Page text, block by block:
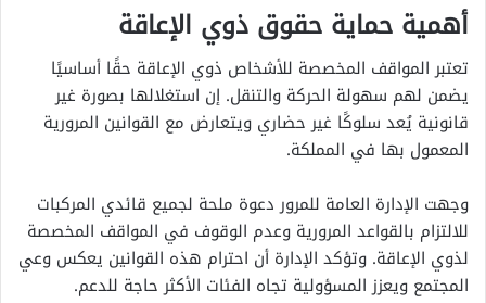
أهمية حماية حقوق ذوي الإعاقة
تعتبر المواقف المخصصة للأشخاص ذوي الإعاقة حقًا أساسيًا
يضمن لهم سهولة الحركة والتنقل. إن استغلالها بصورة غير
قانونية يُعد سلوكًا غير حضاري ويتعارض مع القوانين المرورية
المعمول بها في المملكة.
وجهت الإدارة العامة للمرور دعوة ملحة لجميع قائدي المركبات
للالتزام بالقواعد المرورية وعدم الوقوف في المواقف المخصصة
لذوي الإعاقة. وتؤكد الإدارة أن احترام هذه القوانين يعكس وعي
المجتمع ويعزز المسؤولية تجاه الفئات الأكثر حاجة للدعم.